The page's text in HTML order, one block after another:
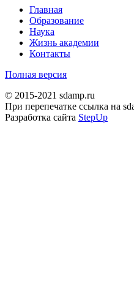
Главная
Образование
Наука
Жизнь академии
Контакты
Полная версия
© 2015-2021 sdamp.ru
При перепечатке ссылка на
Разработка сайта StepUp